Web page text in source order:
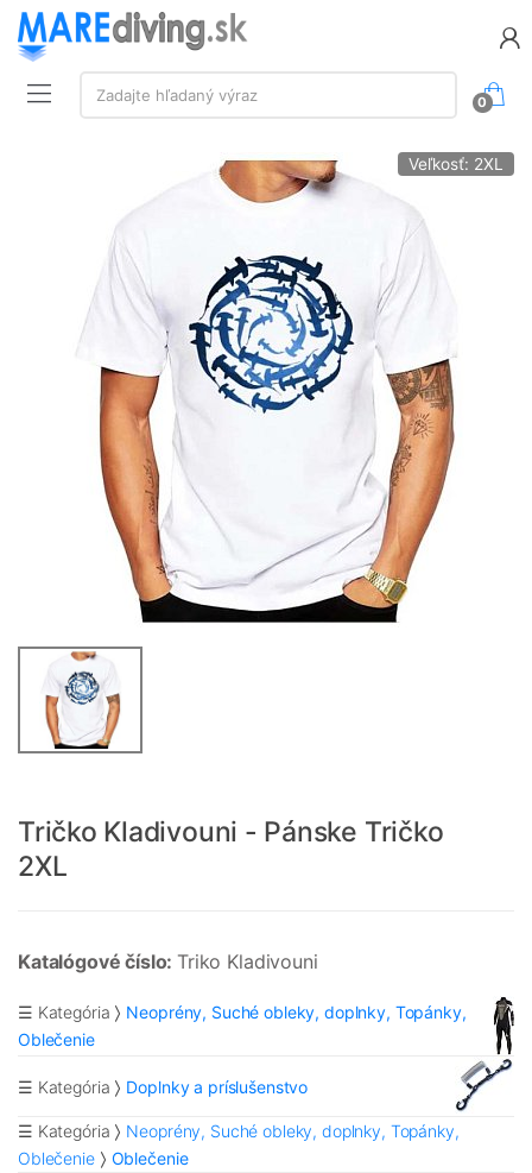
Vyhľadávanie:
Zadajte hľadaný výraz
0
Veľkosť: 2XL
Tričko Kladivouni - Pánske Tričko
2XL
Katalógové číslo: Triko Kladivouni
☰ Kategória
Neoprény, Suché obleky, doplnky, Topánky,
Oblečenie
☰ Kategória Doplnky a príslušenstvo
☰ Kategória
Neoprény, Suché obleky, doplnky, Topánky,
Oblečenie
Oblečenie